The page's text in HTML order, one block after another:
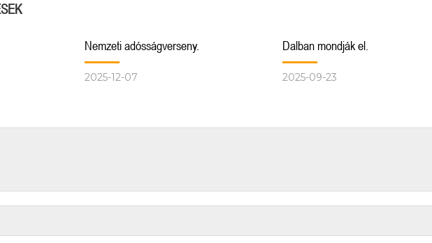
Nemzeti adósságverseny.
2025-12-07
Dalban mondják el.
2025-09-23